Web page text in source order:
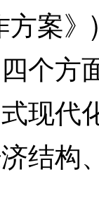
案
个方
现代
结构